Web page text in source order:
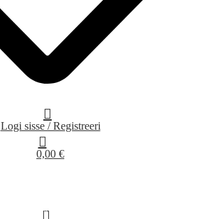
Logi sisse / Registreeri
0,00 €
0